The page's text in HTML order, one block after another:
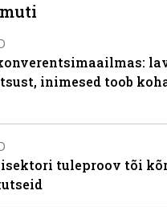
inimesed toob
tuleproov tõi